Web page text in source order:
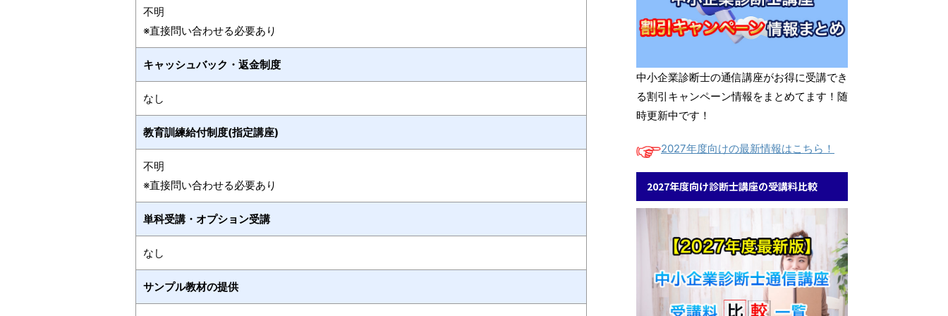
不明
※直接問い合わせる必要あり
キャッシュバック・返金制度
なし
教育訓練給付制度(指定講座)
不明
※直接問い合わせる必要あり
単科受講・オプション受講
なし
サンプル教材の提供
中小企業診断士の通信講座がお得に受講でき
る割引キャンペーン情報をまとめてます！随
時更新中です！
2027年度向けの最新情報はこちら！
2027年度向け診断士講座の受講料比較